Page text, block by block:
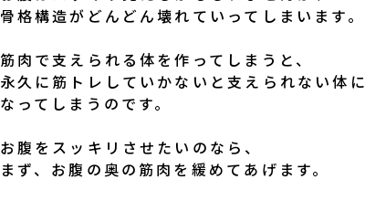
骨格構造がどんどん壊れていってしまいます。
筋肉で支えられる体を作ってしまうと、
永久に筋トレしていかないと支えられない体に
なってしまうのです。
お腹をスッキリさせたいのなら、
まず、お腹の奥の筋肉を緩めてあげます。